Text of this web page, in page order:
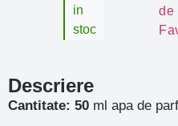
in
stoc
de
Descriere
Cantitate: 50 ml apa de